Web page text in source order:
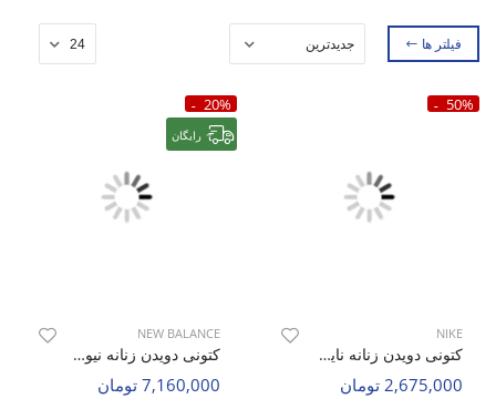
فیلتر ها
50%
NIKE
کتونی دویدن زنانه نایک Nike Zoom Winflo 9x W
2,675,000 تومان
20%
رایگان
NEW BALANCE
کتونی دویدن زنانه نیو بالانس 530 W
7,160,000 تومان